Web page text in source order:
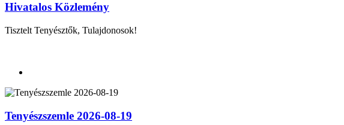
Hivatalos Közlemény
Tisztelt Tenyésztők, Tulajdonosok!
Tenyészszemle 2026-08-19